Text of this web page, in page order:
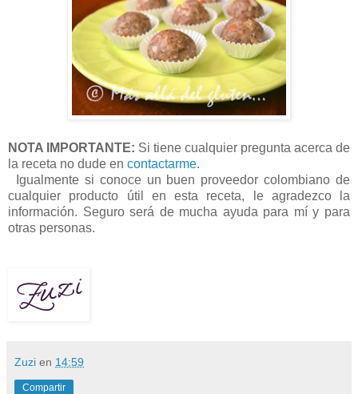
NOTA IMPORTANTE: Si tiene cualquier pregunta acerca de
la receta no dude en contactarme.
Igualmente si conoce un buen proveedor colombiano de
cualquier producto útil en esta receta, le agradezco la
información. Seguro será de mucha ayuda para mí y para
otras personas.
Zuzi en 14:59
Compartir